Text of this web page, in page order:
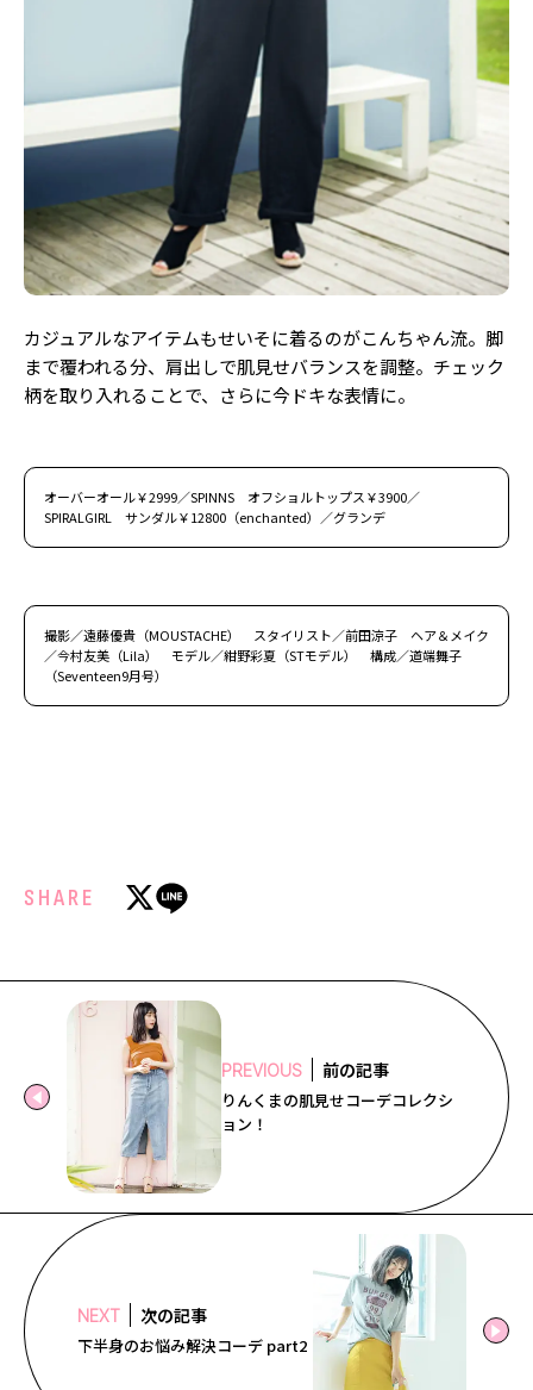
カジュアルなアイテムもせいそに着るのがこんちゃん流。脚
まで覆われる分、肩出しで肌見せバランスを調整。チェック
柄を取り入れることで、さらに今ドキな表情に。
オーバーオール￥2999／SPINNS オフショルトップス￥3900／
SPIRALGIRL サンダル￥12800（enchanted）／グランデ
撮影／遠藤優貴（MOUSTACHE） スタイリスト／前田涼子 ヘア＆メイク
／今村友美（Lila） モデル／紺野彩夏（STモデル） 構成／道端舞子
（Seventeen9月号）
SHARE
PREVIOUS 前の記事
りんくまの肌見せコーデコレクシ
ョン！
NEXT 次の記事
下半身のお悩み解決コーデ part2